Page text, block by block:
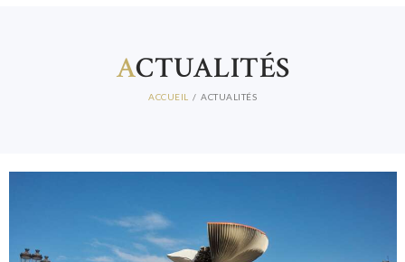
ACTUALITÉS
ACCUEIL ACTUALITÉS